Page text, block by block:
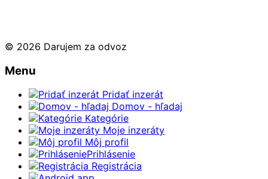
© 2026 Darujem za odvoz
Menu
Pridať inzerát
Domov - hľadaj
Kategórie
Moje inzeráty
Môj profil
Prihlásenie
Registrácia